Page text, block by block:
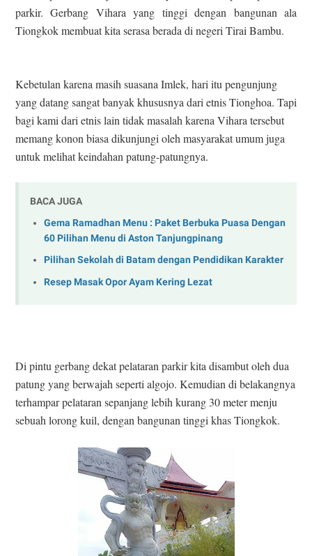
parkir. Gerbang Vihara yang tinggi dengan bangunan ala
Tiongkok membuat kita serasa berada di negeri Tirai Bambu.
Kebetulan karena masih suasana Imlek, hari itu pengunjung
yang datang sangat banyak khususnya dari etnis Tionghoa. Tapi
bagi kami dari etnis lain tidak masalah karena Vihara tersebut
memang konon biasa dikunjungi oleh masyarakat umum juga
untuk melihat keindahan patung-patungnya.
BACA JUGA
Gema Ramadhan Menu : Paket Berbuka Puasa Dengan
60 Pilihan Menu di Aston Tanjungpinang
Pilihan Sekolah di Batam dengan Pendidikan Karakter
Resep Masak Opor Ayam Kering Lezat
Di pintu gerbang dekat pelataran parkir kita disambut oleh dua
patung yang berwajah seperti algojo. Kemudian di belakangnya
terhampar pelataran sepanjang lebih kurang 30 meter menju
sebuah lorong kuil, dengan bangunan tinggi khas Tiongkok.